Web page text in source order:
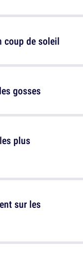
gosses
sur les
coup de soleil
plus